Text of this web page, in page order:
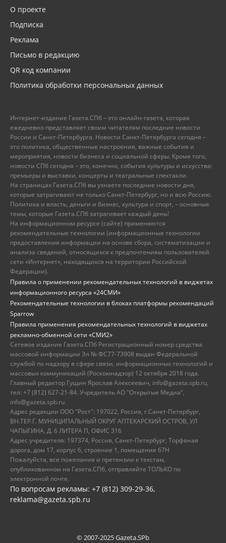
О проекте
Подписка
Реклама
Письмо в редакцию
QR код компании
Политика обработки персональных данных
Интернет-издание Газета.СПб – это онлайн-газета, которая
ежедневно представляет своим читателям последние новости
России и Санкт-Петербурга. Новости Санкт-Петербурга сегодня –
это политика, общественные настроения, важные события и
мероприятия, новости бизнеса и социальной сферы. Кроме того,
новости СПб сегодня – это, конечно, события культуры и искусства:
премьеры и выставки, концерты и театральные спектакли.
На страницах Газета.СПб вы узнаете последние новости дня,
которые затрагивают не только Санкт-Петербург, но и всю Россию.
Политика и власть, деньги и бизнес, культура и спорт, – основные
темы, которые Газета.СПб затрагивает каждый день!
На информационном ресурсе (сайте) применяются
рекомендательные технологии (информационные технологии
предоставления информации на основе сбора, систематизации и
анализа сведений, относящихся к предпочтениям пользователей
сети «Интернет», находящихся на территории Российской
Федерации).
Правила о применении рекомендательных технологий в виджетах
информационного ресурса «24СМИ»
Рекомендательные технологии в блоках платформы рекомендаций
Sparrow
Правила применения рекомендательных технологий в виджетах
рекламно-обменной сети «СМИ2»
Сетевое издание Газета.СПб Регистрационный номер средства
массовой информации Эл № ФС77-73908 выдан Федеральной
службой по надзору в сфере связи, информационных технологий и
массовых коммуникаций (Роскомнадзор) 12 октября 2018 года.
Главный редактор Гущин Ярослав Алексеевич, info@gazeta.spb.ru,
тел: +7 (812) 627-21-84. Учредитель АО "Открытые Медиа",
info@gazeta.spb.ru
Адрес редакции ООО "Рост": 197022, Россия, г.Санкт-Петербург,
ВН.ТЕР.Г. МУНИЦИПАЛЬНЫЙ ОКРУГ АПТЕКАРСКИЙ ОСТРОВ, УЛ
ЧАПЫГИНА, Д. 6 ЛИТЕРА П, ОФИС 316
Адрес учредителя: 197374, Россия, Санкт-Петербург, Торфяная
дорога, дом 17, корпус 6, строение 1, помещение 67Н
Пожалуйста, все пожелания и претензии к текстам,
опубликованном на Газета.СПб, отправляйте ТОЛЬКО по
электронной почте.
По вопросам рекламы: +7 (812) 309-29-36,
reklama@gazeta.spb.ru
© 2007-2025 Gazeta.SPb